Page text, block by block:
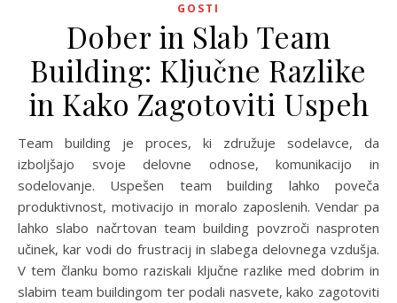
GOSTI
Dober in Slab Team
Building: Ključne Razlike
in Kako Zagotoviti Uspeh
Team building je proces, ki združuje sodelavce, da
izboljšajo svoje delovne odnose, komunikacijo in
sodelovanje. Uspešen team building lahko poveča
produktivnost, motivacijo in moralo zaposlenih. Vendar pa
lahko slabo načrtovan team building povzroči nasproten
učinek, kar vodi do frustracij in slabega delovnega vzdušja.
V tem članku bomo raziskali ključne razlike med dobrim in
slabim team buildingom ter podali nasvete, kako zagotoviti